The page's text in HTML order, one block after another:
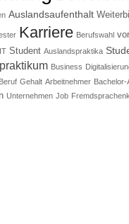
Auslandsaufenthalt
Karriere Berufswahl
IT Student Auslandspraktika
Business
Beruf Gehalt Arbeitnehmer
Unternehmen Job